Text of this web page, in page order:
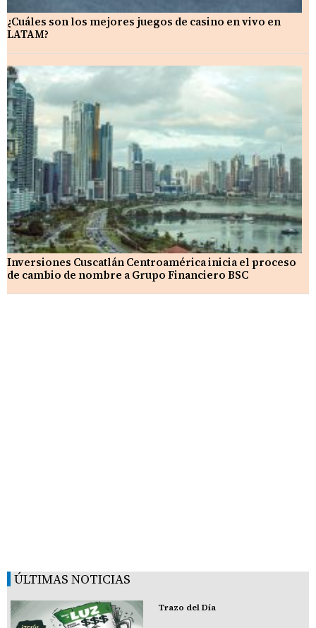
¿Cuáles son los mejores juegos de casino en vivo en
LATAM?
Inversiones Cuscatlán Centroamérica inicia el proceso
de cambio de nombre a Grupo Financiero BSC
ÚLTIMAS NOTICIAS
Trazo del Día